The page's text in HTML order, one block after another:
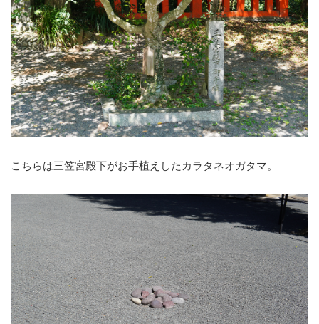
こちらは三笠宮殿下がお手植えしたカラタネオガタマ。